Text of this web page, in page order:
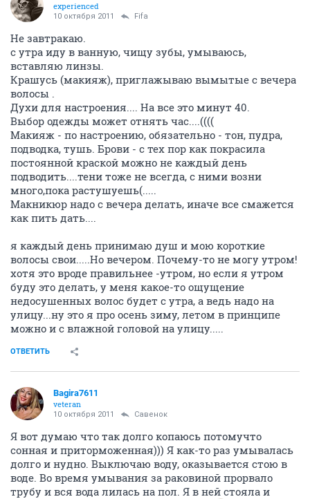
experienced
10 октября 2011 Fifa
Не завтракаю.
с утра иду в ванную, чищу зубы, умываюсь,
вставляю линзы.
Крашусь (макияж), приглажываю вымытые с вечера
волосы .
Духи для настроения.... На все это минут 40.
Выбор одежды может отнять час....((((
Макияж - по настроению, обязательно - тон, пудра,
подводка, тушь. Брови - с тех пор как покрасила
постоянной краской можно не каждый день
подводить....тени тоже не всегда, с ними возни
много,пока растушуешь(.....
Макникюр надо с вечера делать, иначе все смажется
как пить дать....
я каждый день принимаю душ и мою короткие
волосы свои.....Но вечером. Почему-то не могу утром!
хотя это вроде правильнее -утром, но если я утром
буду это делать, у меня какое-то ощущение
недосушенных волос будет с утра, а ведь надо на
улицу...ну это я про осень зиму, летом в принципе
можно и с влажной головой на улицу.....
ОТВЕТИТЬ
Bagira7611
veteran
10 октября 2011 Савенок
Я вот думаю что так долго копаюсь потомучто
сонная и приторможенная))) Я как-то раз умывалась
долго и нудно. Выключаю воду, оказывается стою в
воде. Во время умывания за раковиной прорвало
трубу и вся вода лилась на пол. Я в ней стояла и